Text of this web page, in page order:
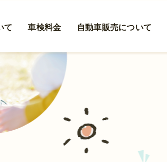
て 車検料金 自動車販売について